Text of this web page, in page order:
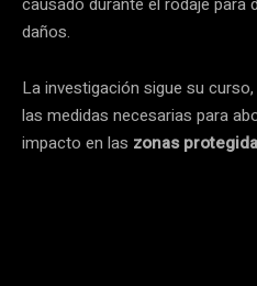
daños.
La investigación sigue su
las medidas necesarias para
impacto en las zonas